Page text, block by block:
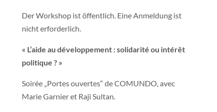
Der Workshop ist öffentlich. Eine Anmeldung ist
nicht erforderlich.
« L’aide au développement : solidarité ou intérêt
politique ? »
Soirée „Portes ouvertes“ de COMUNDO, avec
Marie Garnier et Raji Sultan.